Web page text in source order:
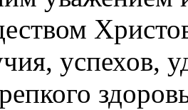
успехов,